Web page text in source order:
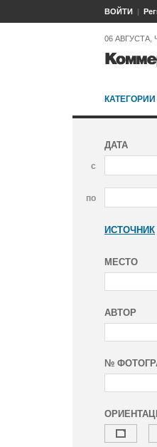
ВОЙТИ
06 АВГУСТА,
КАТЕГОРИИ
ДАТА
с
по
ИСТОЧНИК
МЕСТО
АВТОР
№